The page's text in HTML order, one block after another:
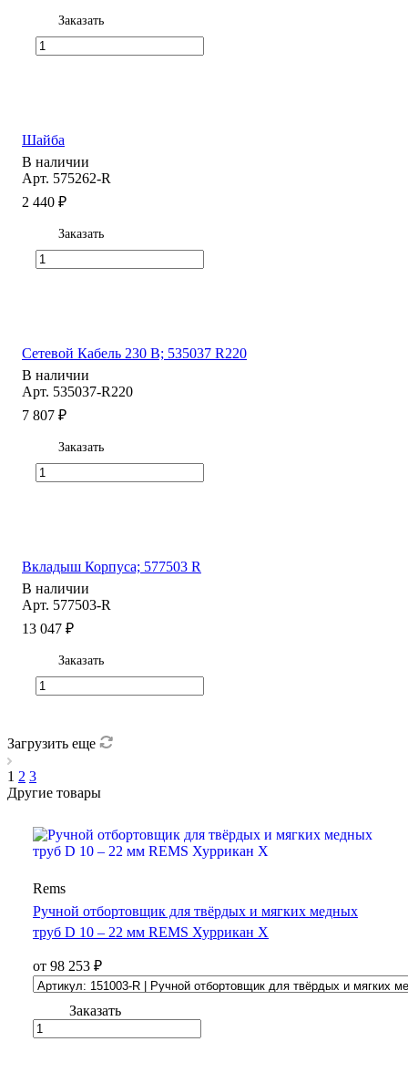
Заказать
Шайба
В наличии
Арт. 575262-R
2 440 ₽
Заказать
Сетевой Кабель 230 В; 535037 R220
В наличии
Арт. 535037-R220
7 807 ₽
Заказать
Вкладыш Корпуса; 577503 R
В наличии
Арт. 577503-R
13 047 ₽
Заказать
Загрузить еще
1 2 3
Другие товары
Rems
Ручной отбортовщик для твёрдых и мягких медных
труб D 10 – 22 мм REMS Хуррикан Х
от 98 253 ₽
Заказать